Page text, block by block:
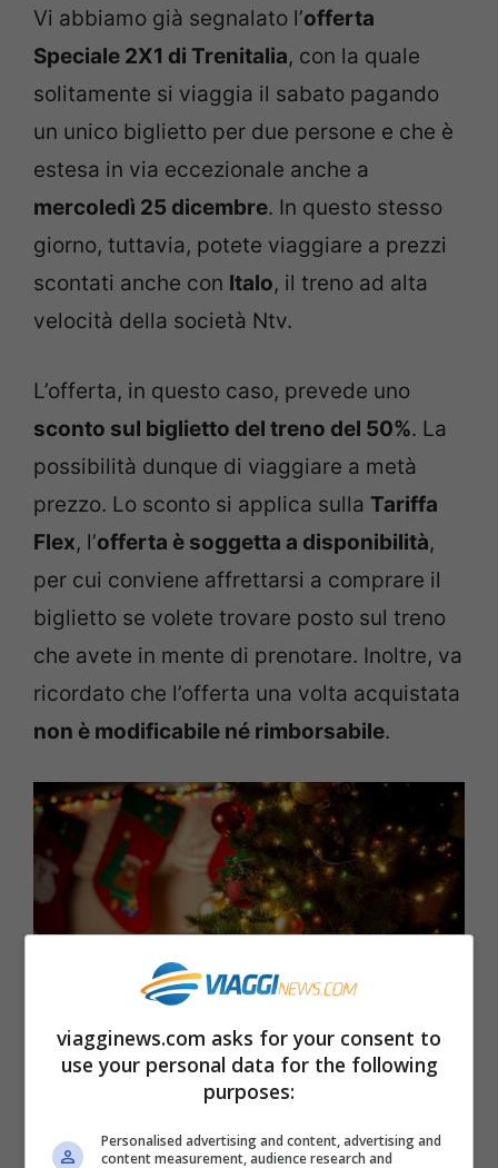
Vi abbiamo già segnalato l’offerta
Speciale 2X1 di Trenitalia, con la quale
solitamente si viaggia il sabato pagando
un unico biglietto per due persone e che è
estesa in via eccezionale anche a
mercoledì 25 dicembre. In questo stesso
giorno, tuttavia, potete viaggiare a prezzi
scontati anche con Italo, il treno ad alta
velocità della società Ntv.
L’offerta, in questo caso, prevede uno
sconto sul biglietto del treno del 50%. La
possibilità dunque di viaggiare a metà
prezzo. Lo sconto si applica sulla Tariffa
Flex, l’offerta è soggetta a disponibilità,
per cui conviene affrettarsi a comprare il
biglietto se volete trovare posto sul treno
che avete in mente di prenotare. Inoltre, va
ricordato che l’offerta una volta acquistata
non è modificabile né rimborsabile.
Offerte di Italo: gli altri sconti a
viagginews.com asks for your consent to
use your personal data for the following
purposes:
Personalised advertising and content, advertising and
content measurement, audience research and